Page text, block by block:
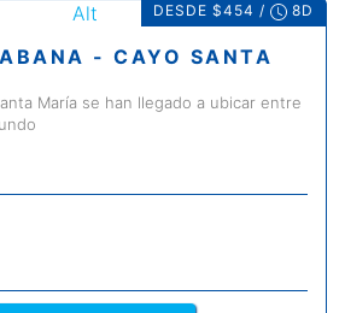
DESDE $454 / 8D
- CAYO SANTA
María se han llegado a ubicar entre